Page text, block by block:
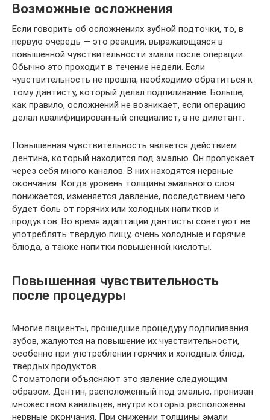
Возможные осложнения
Если говорить об осложнениях зубной подточки, то, в
первую очередь — это реакция, выражающаяся в
повышенной чувствительности эмали после операции.
Обычно это проходит в течение недели. Если
чувствительность не прошла, необходимо обратиться к
тому дантисту, который делал подпиливание. Больше,
как правило, осложнений не возникает, если операцию
делал квалифицированный специалист, а не дилетант.
Повышенная чувствительность является действием
дентина, который находится под эмалью. Он пропускает
через себя много каналов. В них находятся нервные
окончания. Когда уровень толщины эмального слоя
понижается, изменяется давление, последствием чего
будет боль от горячих или холодных напитков и
продуктов. Во время адаптации дантисты советуют не
употреблять твердую пищу, очень холодные и горячие
блюда, а также напитки повышенной кислоты.
Повышенная чувствительность
после процедуры
Многие пациенты, прошедшие процедуру подпиливания
зубов, жалуются на повышение их чувствительности,
особенно при употреблении горячих и холодных блюд,
твердых продуктов.
Стоматологи объясняют это явление следующим
образом. Дентин, расположенный под эмалью, пронизан
множеством канальцев, внутри которых расположены
нервные окончания. При снижении толщины эмали